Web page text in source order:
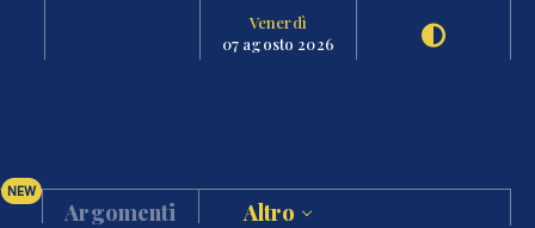
Venerdì
07 agosto 2026
NEW
Argomenti Altro